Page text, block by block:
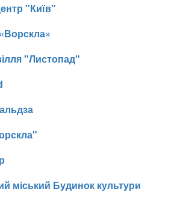
"Київ"
"Листопад"
міський Будинок культури